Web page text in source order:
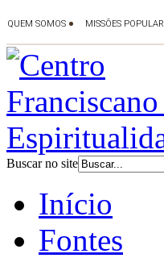
Buscar no site
Início
Fontes